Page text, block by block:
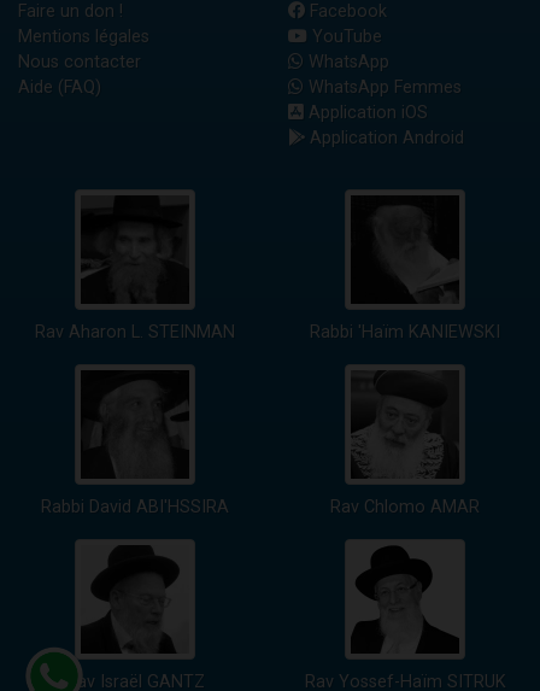
Faire un don !
Mentions légales
Nous contacter
Aide (FAQ)
Facebook
YouTube
WhatsApp
WhatsApp Femmes
Application iOS
Application Android
Rav Aharon L. STEINMAN Rabbi 'Haïm KANIEWSKI
Rabbi David ABI'HSSIRA Rav Chlomo AMAR
Rav Israël GANTZ Rav Yossef-Haïm SITRUK